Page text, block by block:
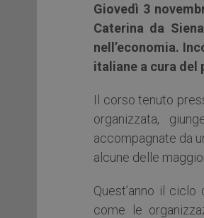
Giovedì 3
Caterina da Siena
nell’economia.
italiane a cura del
Il corso tenuto
organizzata,
accompagnate da
alcune delle
Quest’anno il
come le